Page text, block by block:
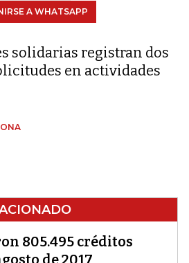
A WHATSAPP
solidarias registran dos
en actividades
805.495 créditos